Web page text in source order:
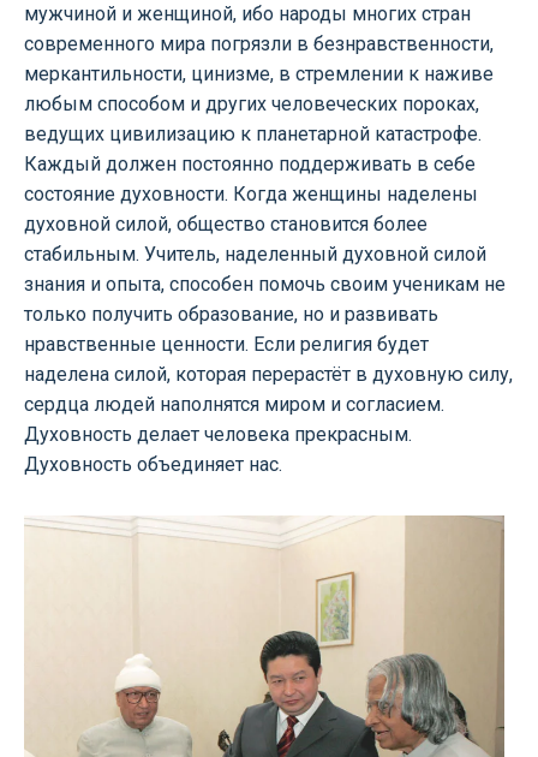
мужчиной и женщиной, ибо народы многих стран
современного мира погрязли в безнравственности,
меркантильности, цинизме, в стремлении к наживе
любым способом и других человеческих пороках,
ведущих цивилизацию к планетарной катастрофе.
Каждый должен постоянно поддерживать в себе
состояние духовности. Когда женщины наделены
духовной силой, общество становится более
стабильным. Учитель, наделенный духовной силой
знания и опыта, способен помочь своим ученикам не
только получить образование, но и развивать
нравственные ценности. Если религия будет
наделена силой, которая перерастёт в духовную силу,
сердца людей наполнятся миром и согласием.
Духовность делает человека прекрасным.
Духовность объединяет нас.